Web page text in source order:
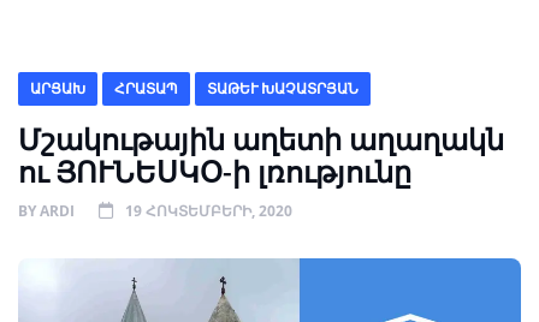
ԱՐՑԱԽ ՀՐԱՏԱՊ ՏԱԹԵՒ ԽԱՉԱՏՐՅԱՆ
Մշակութային աղետի աղաղակն
ու ՅՈՒՆԵՍԿՕ-ի լռությունը
BYARDI 19 ՀՈԿՏԵՄԲԵՐԻ, 2020